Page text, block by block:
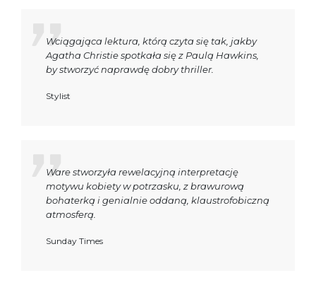
Wciągająca lektura, którą czyta się tak, jakby
Agatha Christie spotkała się z Paulą Hawkins,
by stworzyć naprawdę dobry thriller.
Stylist
Ware stworzyła rewelacyjną interpretację
motywu kobiety w potrzasku, z brawurową
bohaterką i genialnie oddaną, klaustrofobiczną
atmosferą.
Sunday Times